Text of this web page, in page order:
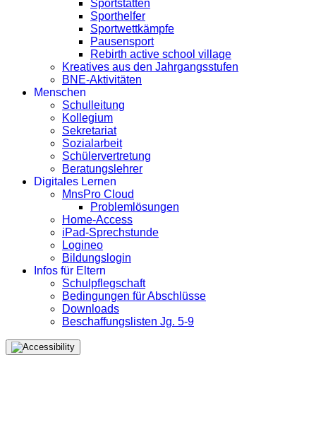
Sportstätten
Sporthelfer
Sportwettkämpfe
Pausensport
Rebirth active school village
Kreatives aus den Jahrgangsstufen
BNE-Aktivitäten
Menschen
Schulleitung
Kollegium
Sekretariat
Sozialarbeit
Schülervertretung
Beratungslehrer
Digitales Lernen
MnsPro Cloud
Problemlösungen
Home-Access
iPad-Sprechstunde
Logineo
Bildungslogin
Infos für Eltern
Schulpflegschaft
Bedingungen für Abschlüsse
Downloads
Beschaffungslisten Jg. 5-9